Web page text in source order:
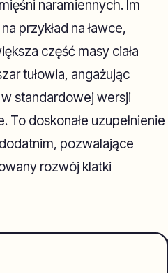
naramiennych. Im
przykład na ławce,
część masy ciała
tułowia, angażując
standardowej wersji
To doskonałe uzupełnienie
pozwalające
rozwój klatki